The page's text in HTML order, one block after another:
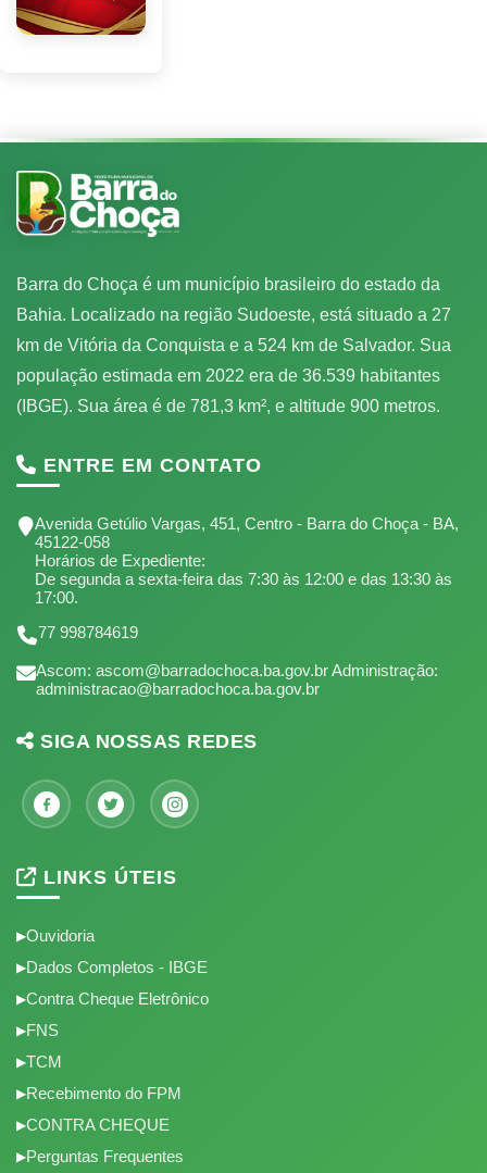
Barra do Choça é um município brasileiro do estado da
Bahia. Localizado na região Sudoeste, está situado a 27
km de Vitória da Conquista e a 524 km de Salvador. Sua
população estimada em 2022 era de 36.539 habitantes
(IBGE). Sua área é de 781,3 km², e altitude 900 metros.
ENTRE EM CONTATO
Avenida Getúlio Vargas, 451, Centro - Barra do Choça - BA,
45122-058
Horários de Expediente:
De segunda a sexta-feira das 7:30 às 12:00 e das 13:30 às
17:00.
77 998784619
Ascom: ascom@barradochoca.ba.gov.br Administração:
administracao@barradochoca.ba.gov.br
SIGA NOSSAS REDES
LINKS ÚTEIS
Ouvidoria
Dados Completos - IBGE
Contra Cheque Eletrônico
FNS
TCM
Recebimento do FPM
CONTRA CHEQUE
Perguntas Frequentes